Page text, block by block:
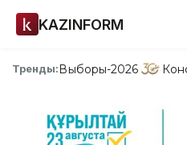
KAZINFORM
Тренды:Выборы-2026